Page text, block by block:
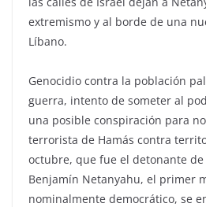
extremismo y al borde de una
Líbano.
Genocidio contra la población
guerra, intento de someter al
una posible conspiración para
terrorista de Hamás contra
octubre, que fue el detonante de
Benjamín Netanyahu, el primer
nominalmente democrático, se